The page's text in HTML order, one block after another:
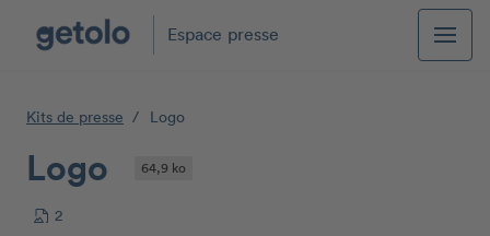
Espace presse
Kits de presse Logo
Logo 64,9 ko
2